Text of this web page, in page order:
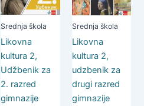
Srednja škola
Likovna
kultura 2,
Udžbenik za
2. razred
gimnazije
Srednja škola
Likovna
kultura 2,
udzbenik za
drugi razred
gimnazije